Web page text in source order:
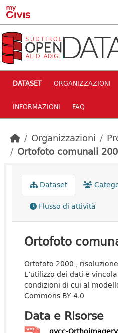
Skip to main content
DATASET ORGANIZZAZIONI
INFORMAZIONI FAQ
Organizzazioni
Ortofoto comunali
Dataset
Flusso di attività
Ortofoto
Ortofoto 2000 ,
L’utilizzo dei dati è
condizioni di cui al
Commons BY 4.0
Data e Risorse